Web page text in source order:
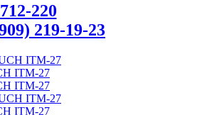
220
219-19-23